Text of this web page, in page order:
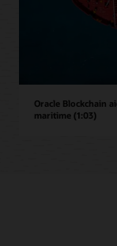
Oracle Blockchain
maritime (1:03)